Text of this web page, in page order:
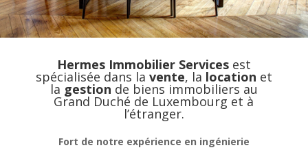
Hermes Immobilier Servicesest
spécialisée dans la vente, la location et
la gestion de biens immobiliers au
Grand Duché de Luxembourg et à
l’étranger.
Fort de notre expérience en ingénierie